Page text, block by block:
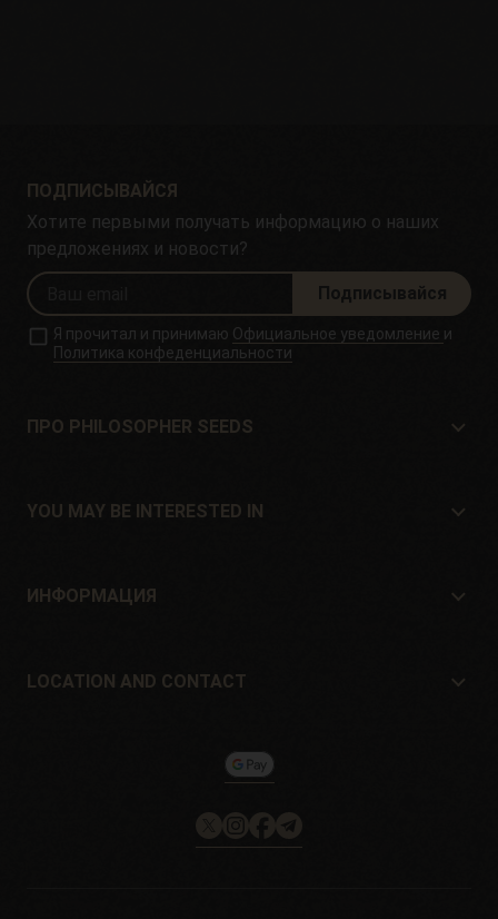
ПОДПИСЫВАЙСЯ
Хотите первыми получать информацию о наших
предложениях и новости?
Подписывайся
Я прочитал и принимаю Официальное уведомление и
Политика конфеденциальности
ПРО PHILOSOPHER SEEDS
Расположение и контакт
YOU MAY BE INTERESTED IN
Offers
ИНФОРМАЦИЯ
Guarantees and returns
Информация о файлах cookie на
LOCATION AND CONTACT
Pol. Industrial Pont del Príncep
Email: info@philosopherseeds.com